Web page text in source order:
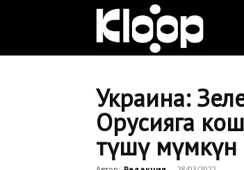
Украина:
Орусияга
өтүшү мүмкүн